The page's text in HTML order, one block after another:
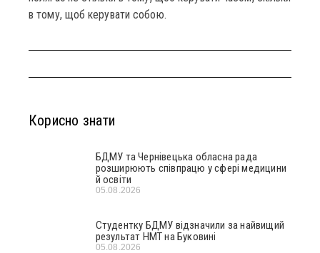
в тому, щоб керувати собою.
Корисно знати
БДМУ та Чернівецька обласна рада
розширюють співпрацю у сфері медицини
й освіти
05.08.2026
Студентку БДМУ відзначили за найвищий
результат НМТ на Буковині
05.08.2026